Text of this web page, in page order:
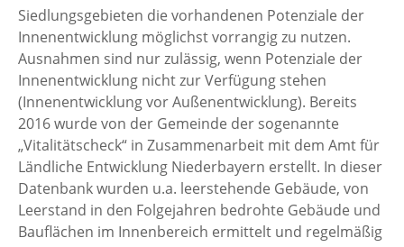
Siedlungsgebieten die vorhandenen Potenziale der
Innenentwicklung möglichst vorrangig zu nutzen.
Ausnahmen sind nur zulässig, wenn Potenziale der
Innenentwicklung nicht zur Verfügung stehen
(Innenentwicklung vor Außenentwicklung). Bereits
2016 wurde von der Gemeinde der sogenannte
„Vitalitätscheck“ in Zusammenarbeit mit dem Amt für
Ländliche Entwicklung Niederbayern erstellt. In dieser
Datenbank wurden u.a. leerstehende Gebäude, von
Leerstand in den Folgejahren bedrohte Gebäude und
Bauflächen im Innenbereich ermittelt und regelmäßig